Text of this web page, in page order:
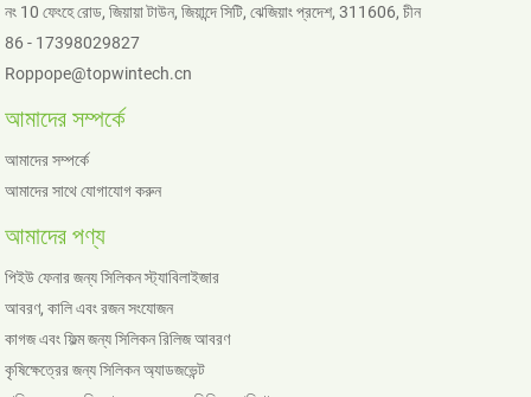
নং 10 ফেংহে রোড, জিয়ায়া টাউন, জিয়ান্দে সিটি, ঝেজিয়াং প্রদেশ, 311606, চীন
86 - 17398029827
Roppope@topwintech.cn
আমাদের সম্পর্কে
আমাদের সম্পর্কে
আমাদের সাথে যোগাযোগ করুন
আমাদের পণ্য
পিইউ ফেনার জন্য সিলিকন স্ট্যাবিলাইজার
আবরণ, কালি এবং রজন সংযোজন
কাগজ এবং ফিল্ম জন্য সিলিকন রিলিজ আবরণ
কৃষিক্ষেত্রের জন্য সিলিকন অ্যাডজভেন্ট